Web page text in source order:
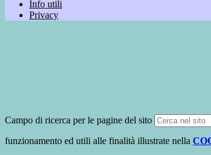
Info utili
Privacy
Campo di ricerca per le pagine del sito
funzionamento ed utili alle finalità illustrate nella